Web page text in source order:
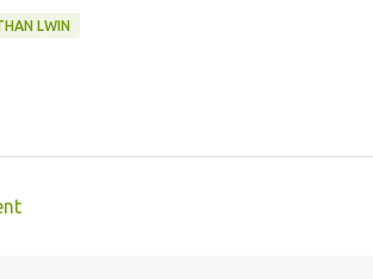
LWIN